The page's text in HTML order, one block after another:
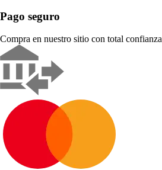
Pago seguro
Compra en nuestro sitio con total confianza